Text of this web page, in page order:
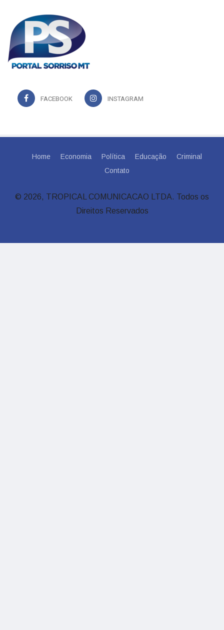
FACEBOOK INSTAGRAM
Home Economia Política Educação
Criminal
Contato
© 2026, TROPICAL COMUNICACAO LTDA. Todos os
Direitos Reservados